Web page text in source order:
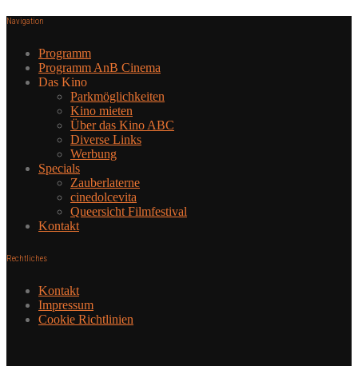
Navigation
Programm
Programm AnB Cinema
Das Kino
Parkmöglichkeiten
Kino mieten
Über das Kino ABC
Diverse Links
Werbung
Specials
Zauberlaterne
cinedolcevita
Queersicht Filmfestival
Kontakt
Rechtliches
Kontakt
Impressum
Cookie Richtlinien